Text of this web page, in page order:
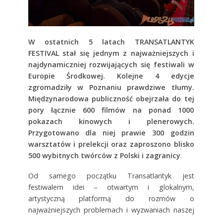
W ostatnich 5 latach TRANSATLANTYK
FESTIVAL stał się jednym z najważniejszych i
najdynamiczniej rozwijających się festiwali w
Europie Środkowej. Kolejne 4 edycje
zgromadziły w Poznaniu prawdziwe tłumy.
Międzynarodowa publiczność obejrzała do tej
pory łącznie 600 filmów na ponad 1000
pokazach kinowych i plenerowych.
Przygotowano dla niej prawie 300 godzin
warsztatów i prelekcji oraz zaproszono blisko
500 wybitnych twórców z Polski i zagranicy.
Od samego początku Transatlantyk jest
festiwalem idei – otwartym i glokalnym,
artystyczną platformą do rozmów o
najważniejszych problemach i wyzwaniach naszej